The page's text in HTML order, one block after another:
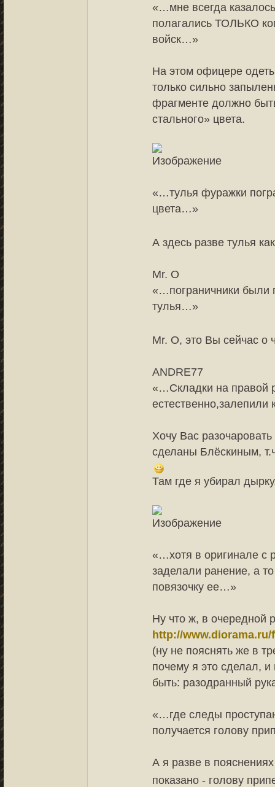
«…мне всегда
полагались ТОЛЬКО
войск…»
На этом офицере
только сильно
фрагменте должно
стального» цвета.
«…тулья фуражки
цвета…»
А здесь разве тулья
Mr. O
«…пограничники были
тулья…»
Mr. O, это Вы сейчас о
ANDRE77
«…Складки на правой
естественно,залепили
Хочу Вас
сделаны Блёскиным,
Там где я убирал
«…хотя в оригинале с
заделали ранение, а
повязочку ее…»
Ну что ж, в очередной
http://
(ну не пояснять же в
почему я это сделал,
быть: разодранный
«…где следы
получается голову
А я разве в
показано - голову